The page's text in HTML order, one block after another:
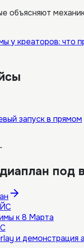
объясняют
у креаторов: что
запуск в прямом
под
к 8 Марта
и демонстрация